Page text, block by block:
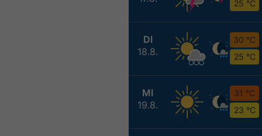
25 °C
DI
18.8.
30 °C
25 °C
MI
19.8.
31 °C
23 °C